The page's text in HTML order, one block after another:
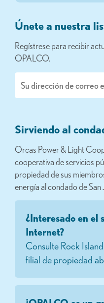
Únete a nuestra
Regístrese para recibir
OPALCO.
electrónico
Sirviendo al
Orcas Power & Light
cooperativa de servicios
propiedad de sus
energía al condado de San
¿Interesado en el
Internet?
Consulte Rock
filial de propiedad